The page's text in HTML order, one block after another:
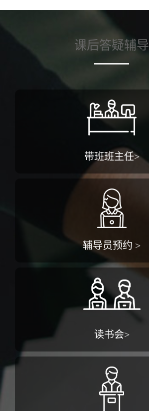
课后答疑辅导
带班班主任>
辅导员预约 >
读书会>